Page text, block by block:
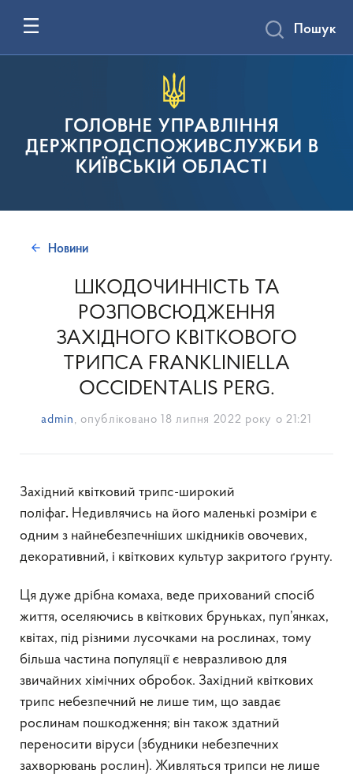
ГОЛОВНЕ УПРАВЛІННЯ
ДЕРЖПРОДСПОЖИВСЛУЖБИ В
КИЇВСЬКІЙ ОБЛАСТІ
Пошук
Новини
ШКОДОЧИННІСТЬ ТА
РОЗПОВСЮДЖЕННЯ
ЗАХІДНОГО КВІТКОВОГО
ТРИПСА FRANKLINIELLA
OCCIDENTALIS PERG.
admin , опубліковано 18 липня 2022 року о 21:21
Західний квітковий трипс-широкий
поліфаг. Недивлячись на його маленькі розміри є
одним з найнебезпечніших шкідників овочевих,
декоративний, і квіткових культур закритого ґрунту.
Ця дуже дрібна комаха, веде прихований спосіб
життя, оселяючись в квіткових бруньках, пуп’янках,
квітах, під різними лусочками на рослинах, тому
більша частина популяції є невразливою для
звичайних хімічних обробок. Західний квіткових
трипс небезпечний не лише тим, що завдає
рослинам пошкодження; він також здатний
переносити віруси (збудники небезпечних
захворювань рослин). Живляться трипси не лише